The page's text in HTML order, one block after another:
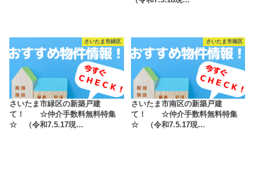
さいたま市緑区
さいたま市緑区の新築戸建
て！ ☆仲介手数料無料特集
☆ （令和7.5.17現…
さいたま市南区
さいたま市南区の新築戸建
て！ ☆仲介手数料無料特集
☆ （令和7.5.17現…